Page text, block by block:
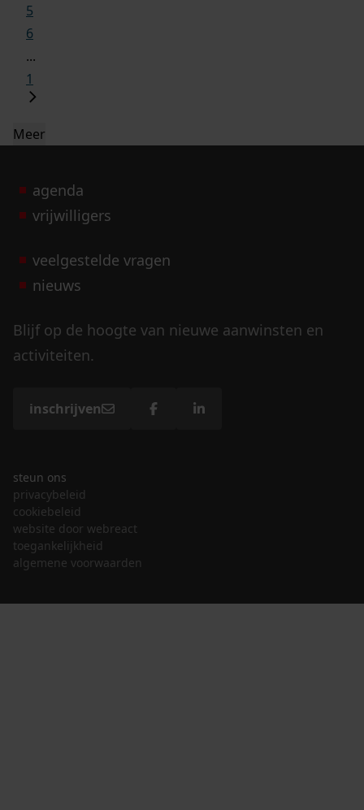
5
6
...
1
Meer
agenda
vrijwilligers
veelgestelde vragen
nieuws
Blijf op de hoogte van nieuwe aanwinsten en
activiteiten.
inschrijven
steun ons
privacybeleid
cookiebeleid
website door webreact
toegankelijkheid
algemene voorwaarden